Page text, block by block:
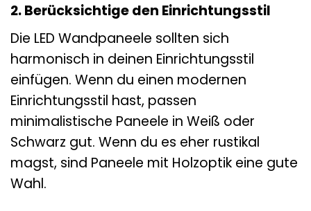
2. Berücksichtige den Einrichtungsstil
Die LED Wandpaneele sollten sich
harmonisch in deinen Einrichtungsstil
einfügen. Wenn du einen modernen
Einrichtungsstil hast, passen
minimalistische Paneele in Weiß oder
Schwarz gut. Wenn du es eher rustikal
magst, sind Paneele mit Holzoptik eine gute
Wahl.